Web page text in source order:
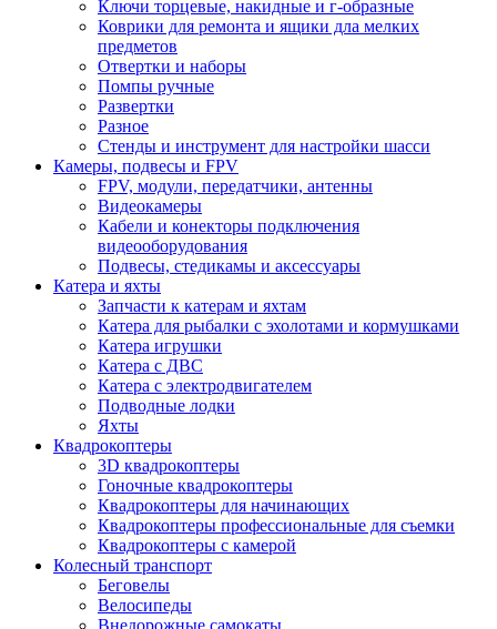
Ключи торцевые, накидные и г-образные
Коврики для ремонта и ящики дла мелких
предметов
Отвертки и наборы
Помпы ручные
Развертки
Разное
Стенды и инструмент для настройки шасси
Камеры, подвесы и FPV
FPV, модули, передатчики, антенны
Видеокамеры
Кабели и конекторы подключения
видеооборудования
Подвесы, стедикамы и аксессуары
Катера и яхты
Запчасти к катерам и яхтам
Катера для рыбалки с эхолотами и кормушками
Катера игрушки
Катера с ДВС
Катера с электродвигателем
Подводные лодки
Яхты
Квадрокоптеры
3D квадрокоптеры
Гоночные квадрокоптеры
Квадрокоптеры для начинающих
Квадрокоптеры профессиональные для съемки
Квадрокоптеры с камерой
Колесный транспорт
Беговелы
Велосипеды
Внедорожные самокаты